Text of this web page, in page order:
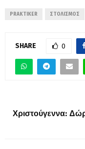
PRAKTIKER ΣΤΟΛΙΣΜΌΣ
SHARE 0
Χριστούγεννα: